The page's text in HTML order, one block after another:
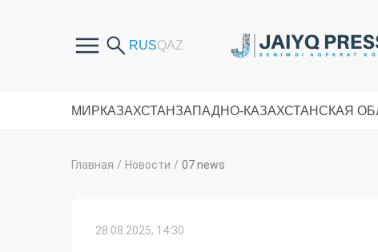
МИРКАЗАХСТАНЗАПАДНО-КАЗАХСТАНСКАЯ
Главная / Новости / 07 news
28.08.2025, 14:30